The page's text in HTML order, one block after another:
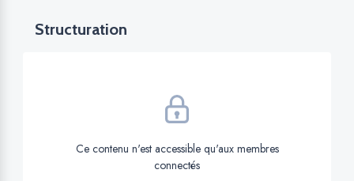
Structuration
Ce contenu n'est accessible qu'aux membres
connectés